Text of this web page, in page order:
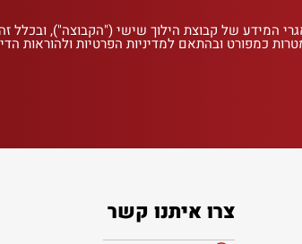
המידע של קבוצת הילוך שישי ("הקבוצה"),
כמפורט ובהתאם למדיניות הפרטיות ולהוראות
צרו איתנו קשר